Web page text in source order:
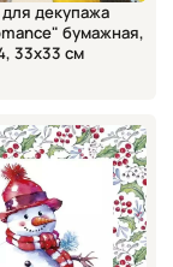
декупажа
бумажная,
33х33 см